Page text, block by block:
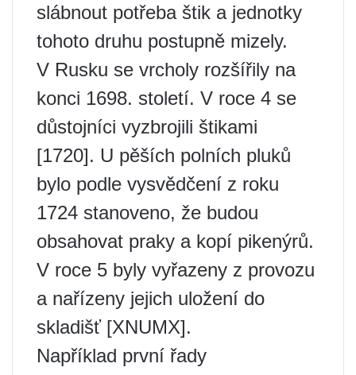
slábnout potřeba štik a jednotky
tohoto druhu postupně mizely.
V Rusku se vrcholy rozšířily na
konci 1698. století. V roce 4 se
důstojníci vyzbrojili štikami
[1720]. U pěších polních pluků
bylo podle vysvědčení z roku
1724 stanoveno, že budou
obsahovat praky a kopí pikenýrů.
V roce 5 byly vyřazeny z provozu
a nařízeny jejich uložení do
skladišť [XNUMX].
Například první řady